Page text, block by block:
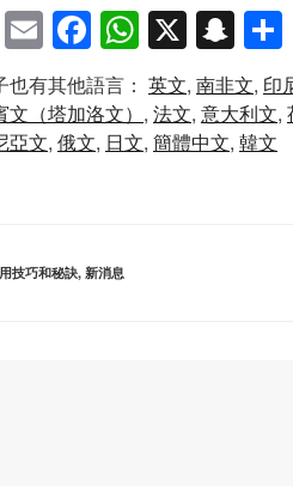
C E
m
ail
F
a
c
e
o
k
W
h
at
s
X S
n
a
p
也有其他語言： 英文 南非文 印
文（塔加洛文）
法文 意大利文
亞文 俄文 日文 簡體中文 韓文
技巧和秘訣, 新消息